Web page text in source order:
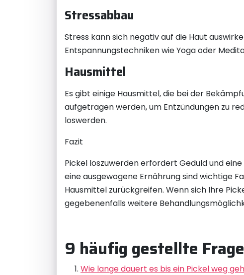
Stressabbau
Stress kann sich negativ auf die Haut
Entspannungstechniken wie Yoga oder
Hausmittel
Es gibt einige Hausmittel, die bei der
aufgetragen werden, um Entzündungen zu
loswerden.
Fazit
Pickel loszuwerden erfordert Geduld und
eine ausgewogene Ernährung sind wichtige
Hausmittel zurückgreifen. Wenn sich Ihre
gegebenenfalls weitere
9 häufig gestellte
Wie lange dauert es bis ein Pickel weg